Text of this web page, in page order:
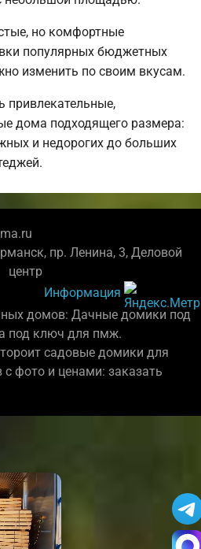
но комфортные
популярных бюджетных
изменить по своим вкусам.
дома подходящего размера:
и недорогих до больших
пр. Ленина, 3, Деловой
центр
Информация
домов: Дачные домики под
под ключ для пмж.
садовые домики для
с фото и ценами: заказать